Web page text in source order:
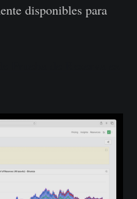
disponibles para